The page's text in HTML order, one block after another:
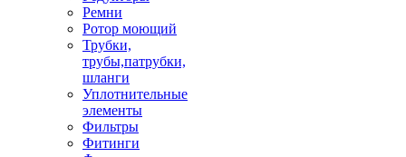
Ремни
Ротор моющий
Трубки,
трубы,патрубки,
шланги
Уплотнительные
элементы
Фильтры
Фитинги